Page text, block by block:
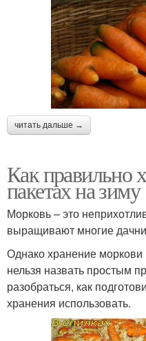
читать дальше →
Как правильно
пакетах на зиму
Морковь – это
выращивают многие
Однако хранение
нельзя назвать простым
разобраться, как
хранения использовать.